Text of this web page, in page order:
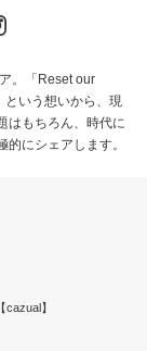
。「Reset our
という想いから、現
はもちろん、時代に
にシェアします。
】